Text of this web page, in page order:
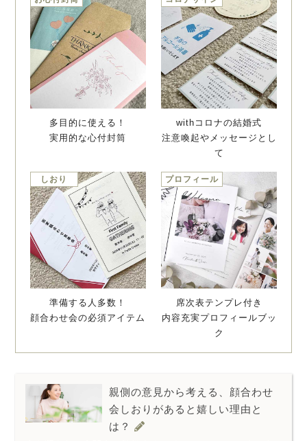
多目的に使える！
実用的な心付封筒
withコロナの結婚式
注意喚起やメッセージとし
て
しおり
準備する人多数！
顔合わせ会の必須アイテム
プロフィール
席次表テンプレ付き
内容充実プロフィールブッ
ク
親側の意見から考える、顔合わせ
会しおりがあると嬉しい理由と
は？